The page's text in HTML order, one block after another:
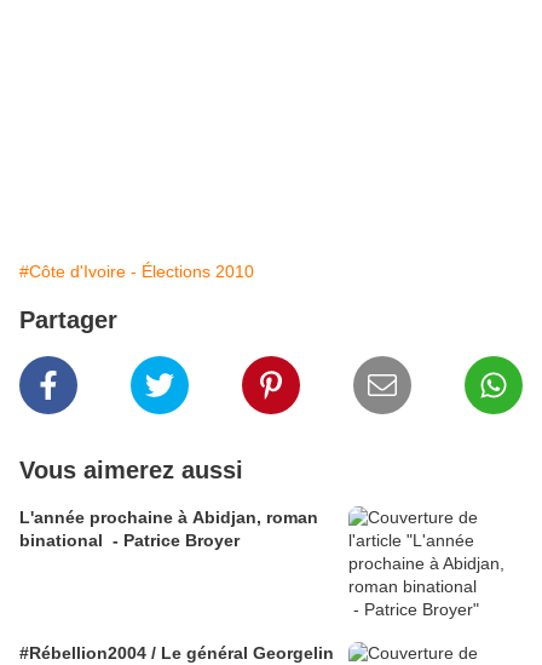
#Côte d'Ivoire - Élections 2010
Partager
Vous aimerez aussi
L'année prochaine à Abidjan, roman
binational - Patrice Broyer
#Rébellion2004 / Le général Georgelin